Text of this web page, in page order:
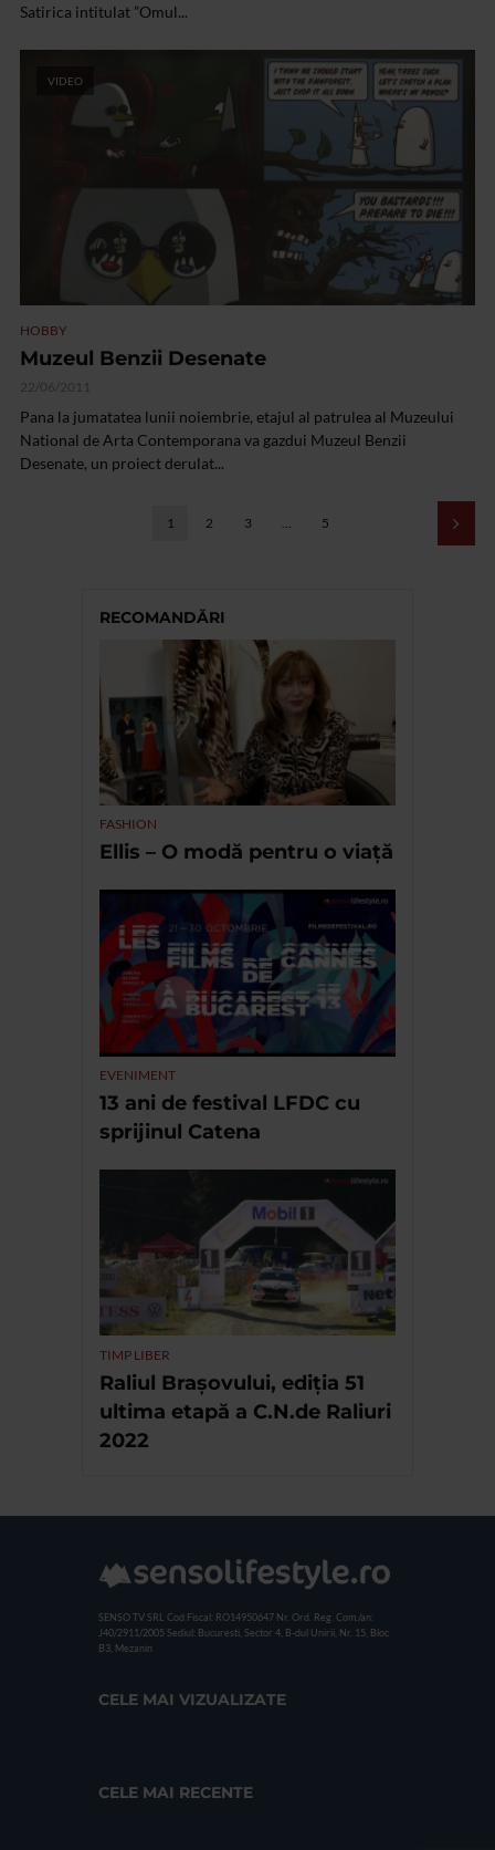
Satirica intitulat ”Omul...
VIDEO
HOBBY
Muzeul Benzii Desenate
22/06/2011
Pana la jumatatea lunii noiembrie, etajul al patrulea al Muzeului
National de Arta Contemporana va gazdui Muzeul Benzii
Desenate, un proiect derulat...
1 2 3 5
RECOMANDĂRI
FASHION
Ellis – O modă pentru o viață
EVENIMENT
13 ani de festival LFDC cu
sprijinul Catena
TIMP LIBER
Raliul Brașovului, ediția 51
ultima etapă a C.N.de Raliuri
2022
SENSO TV SRL Cod Fiscal: RO14950647 Nr. Ord. Reg. Com./an:
J40/2911/2005 Sediul: Bucuresti, Sector 4, B-dul Unirii, Nr. 15, Bloc
B3, Mezanin
CELE MAI VIZUALIZATE
CELE MAI RECENTE